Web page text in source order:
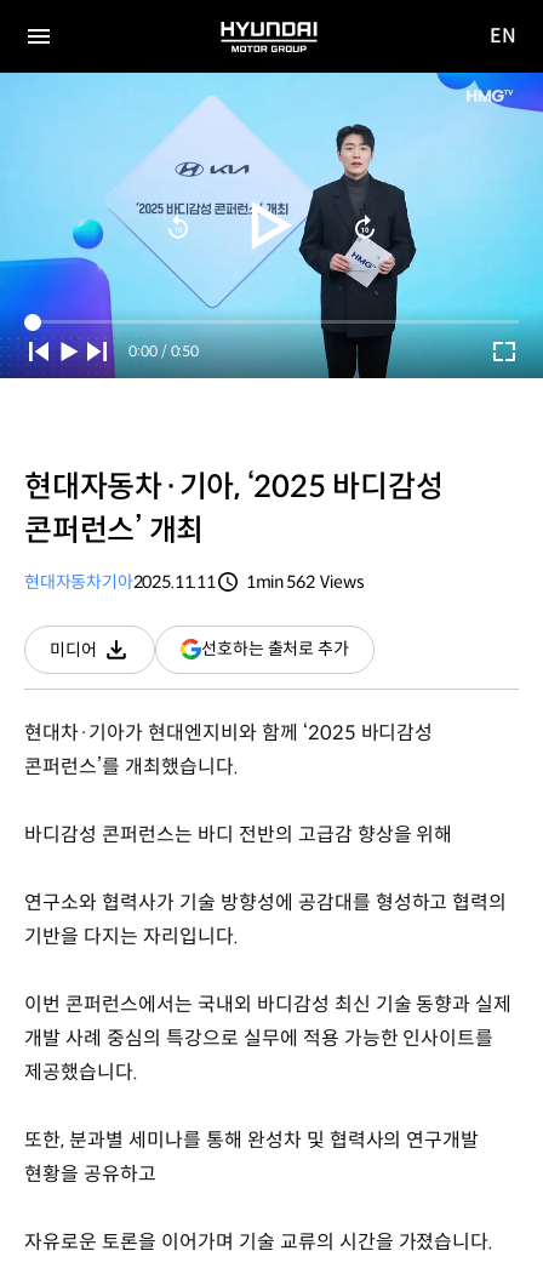
전체
HYUNDAI
MOTOR
GROUP
사이
이동
EN
Current
Time
0:00 / Duration
0:50
현대자동차·기아, ‘2025 바디감성
콘퍼런스’ 개최
현대자동차기아2025.11.11
1min562 Views
미디어
다운로드
선호하는 출처로 추가(새
창
현대차·기아가 현대엔지비와 함께 ‘2025 바디감성
콘퍼런스’를 개최했습니다.
바디감성 콘퍼런스는 바디 전반의 고급감 향상을 위해
연구소와 협력사가 기술 방향성에 공감대를 형성하고 협력의
기반을 다지는 자리입니다.
이번 콘퍼런스에서는 국내외 바디감성 최신 기술 동향과 실제
개발 사례 중심의 특강으로 실무에 적용 가능한 인사이트를
제공했습니다.
또한, 분과별 세미나를 통해 완성차 및 협력사의 연구개발
현황을 공유하고
자유로운 토론을 이어가며 기술 교류의 시간을 가졌습니다.